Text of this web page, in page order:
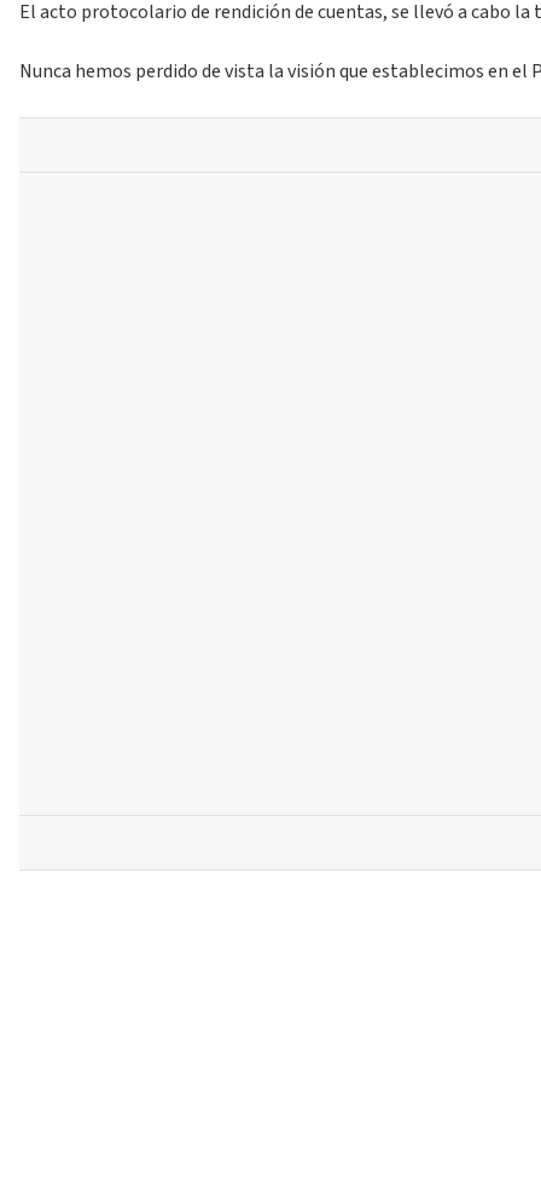
El acto protocolario de rendición de cuentas, se llevó a cabo
Nunca hemos perdido de vista la visión que establecimos en